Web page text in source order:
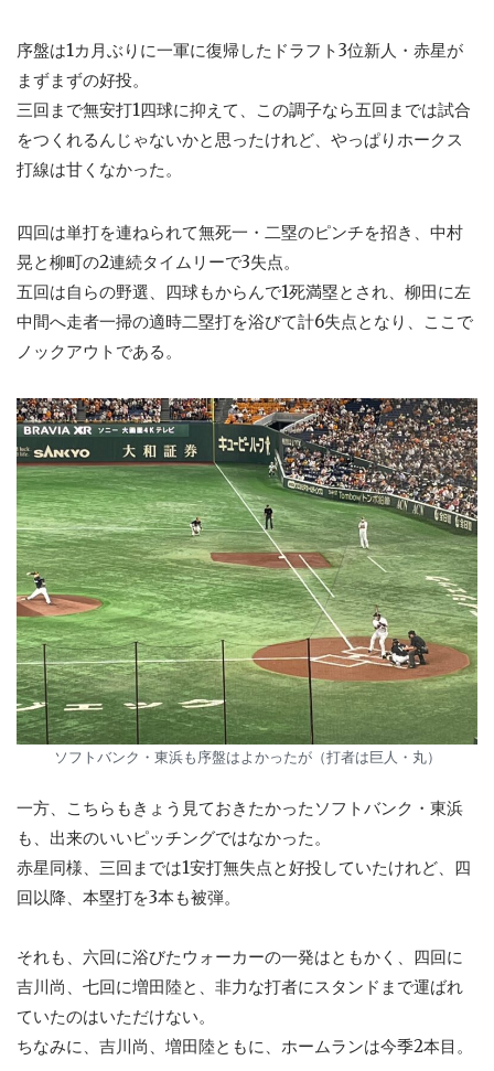
序盤は1カ月ぶりに一軍に復帰したドラフト3位新人・赤星が
まずまずの好投。
三回まで無安打1四球に抑えて、この調子なら五回までは試合
をつくれるんじゃないかと思ったけれど、やっぱりホークス
打線は甘くなかった。
四回は単打を連ねられて無死一・二塁のピンチを招き、中村
晃と柳町の2連続タイムリーで3失点。
五回は自らの野選、四球もからんで1死満塁とされ、柳田に左
中間へ走者一掃の適時二塁打を浴びて計6失点となり、ここで
ノックアウトである。
ソフトバンク・東浜も序盤はよかったが（打者は巨人・丸）
一方、こちらもきょう見ておきたかったソフトバンク・東浜
も、出来のいいピッチングではなかった。
赤星同様、三回までは1安打無失点と好投していたけれど、四
回以降、本塁打を3本も被弾。
それも、六回に浴びたウォーカーの一発はともかく、四回に
吉川尚、七回に増田陸と、非力な打者にスタンドまで運ばれ
ていたのはいただけない。
ちなみに、吉川尚、増田陸ともに、ホームランは今季2本目。